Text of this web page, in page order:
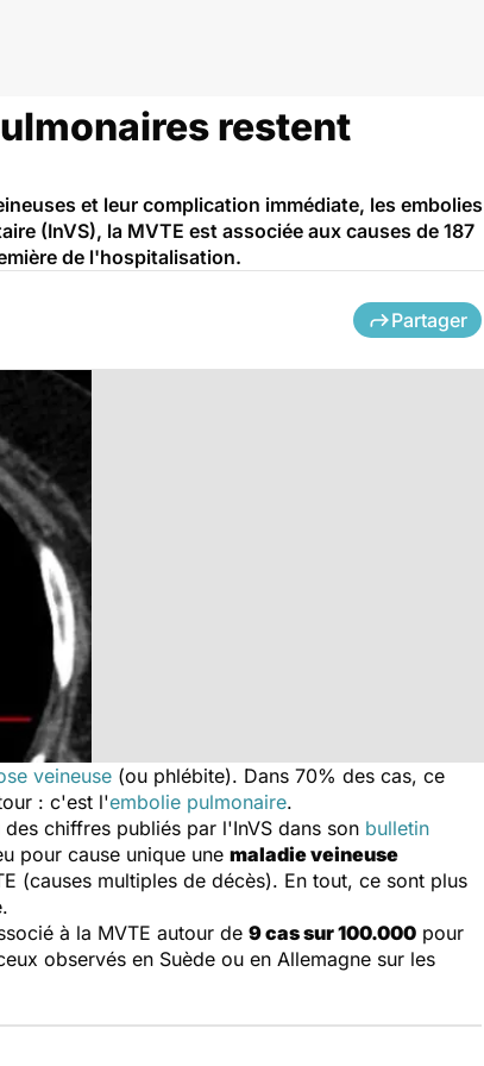
restent
et leur complication immédiate, les embolies
(InVS), la MVTE est associée aux causes de 187
de l'hospitalisation.
Partager
veineuse (ou phlébite). Dans 70% des cas, ce
: c'est l'embolie pulmonaire.
chiffres publiés par l'InVS dans son bulletin
pour cause unique une maladie veineuse
(causes multiples de décès). En tout, ce sont plus
à la MVTE autour de 9 cas sur 100.000 pour
observés en Suède ou en Allemagne sur les